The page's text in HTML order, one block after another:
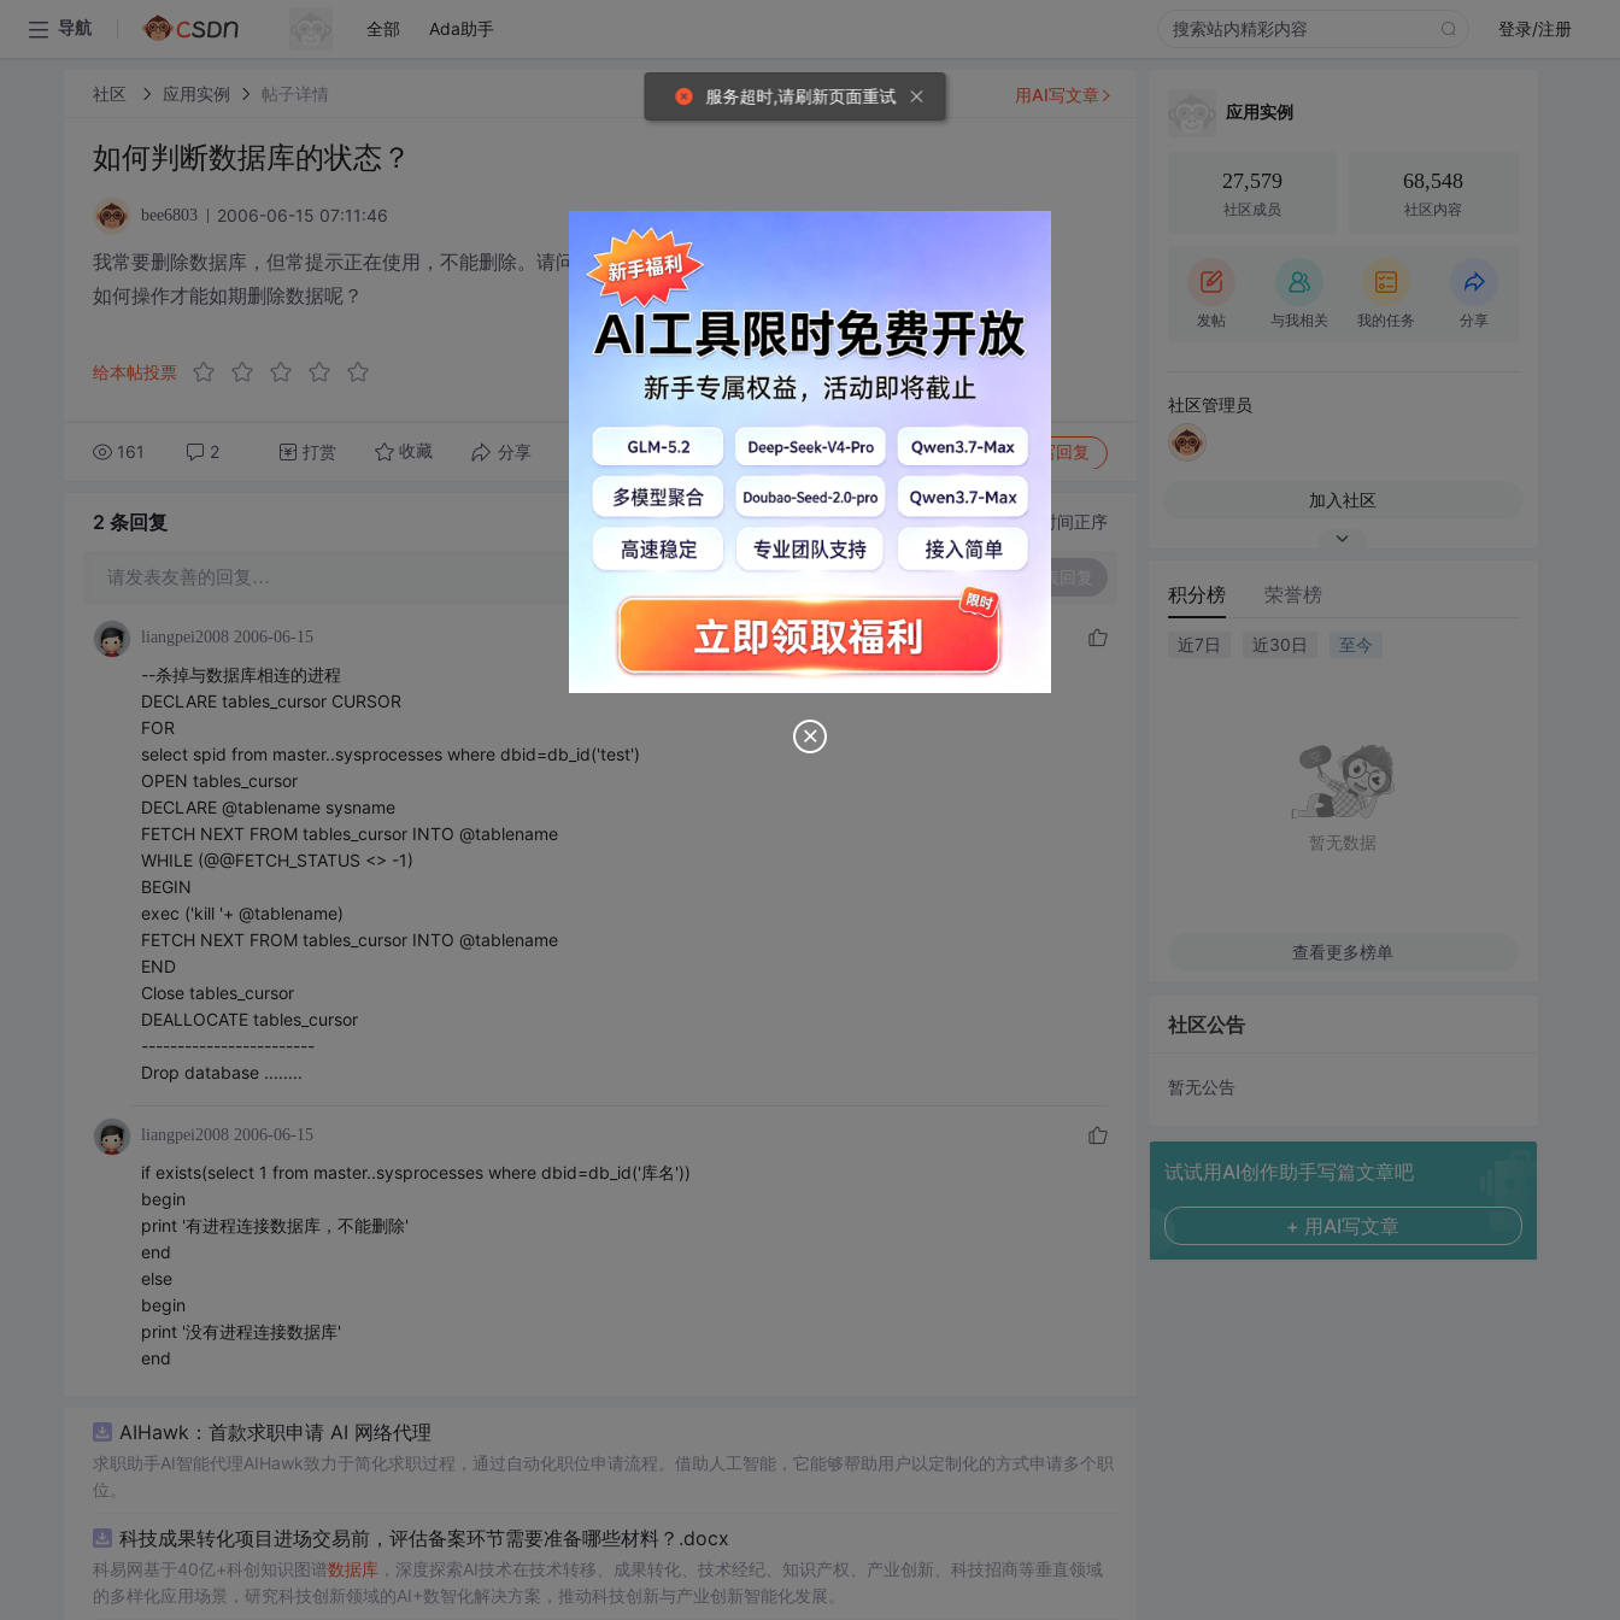
导航 全部 Ada助手 登录/注册
社区 应用实例 帖子详情
如何判断数据库的状态？
bee6803 2006-06-15 07:11:46
我常要删除数据库，但常提示正在使用，不能删除。请问如何知道要删除的数据库目前的状态呢？
如何操作才能如期删除数据呢？
给本帖投票
161 2 打赏 收藏 分享 转发到动态 举报 写回复
用AI写文章
2 条回复 切换为时间正序
请发表友善的回复…
liangpei2008 2006-06-15
--杀掉与数据库相连的进程
DECLARE tables_cursor CURSOR
FOR
select spid from master..sysprocesses where dbid=db_id('test')
OPEN tables_cursor
DECLARE @tablename sysname
FETCH NEXT FROM tables_cursor INTO @tablename
WHILE (@@FETCH_STATUS <> -1)
BEGIN
exec ('kill '+ @tablename)
FETCH NEXT FROM tables_cursor INTO @tablename
END
Close tables_cursor
DEALLOCATE tables_cursor
------------------------
Drop database ........
liangpei2008 2006-06-15
if exists(select 1 from master..sysprocesses where dbid=db_id('库名'))
begin
print '有进程连接数据库，不能删除'
end
else
begin
print '没有进程连接数据库'
end
AIHawk：首款求职申请 AI 网络代理
求职助手AI智能代理AIHawk致力于简化求职过程，通过自动化职位申请流程。借助人工智能，它能够帮助用户以定制化的方式申请多个职
位。
科技成果转化项目进场交易前，评估备案环节需要准备哪些材料？.docx
科易网基于40亿+科创知识图谱数据库，深度探索AI技术在技术转移、成果转化、技术经纪、知识产权、产业创新、科技招商等垂直领域
的多样化应用场景，研究科技创新领域的AI+数智化解决方案，推动科技创新与产业创新智能化发展。
应用实例
27,579
社区成员
68,548
社区内容
发帖 与我相关 我的任务 分享
社区管理员
加入社区
积分榜 荣誉榜
近7日 近30日 至今
暂无数据
查看更多榜单
社区公告
暂无公告
试试用AI创作助手写篇文章吧
+ 用AI写文章
服务超时,请刷新页面重试